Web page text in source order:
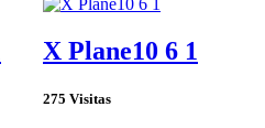
X Plane10 6 1
275 Visitas